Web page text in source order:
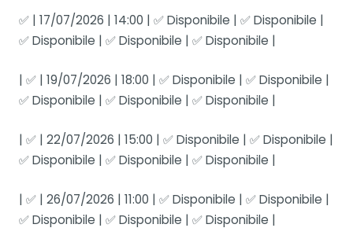
✅ | 17/07/2026 | 14:00 | ✅ Disponibile | ✅ Disponibile |
✅ Disponibile | ✅ Disponibile | ✅ Disponibile |
| ✅ | 19/07/2026 | 18:00 | ✅ Disponibile | ✅ Disponibile |
✅ Disponibile | ✅ Disponibile | ✅ Disponibile |
| ✅ | 22/07/2026 | 15:00 | ✅ Disponibile | ✅ Disponibile |
✅ Disponibile | ✅ Disponibile | ✅ Disponibile |
| ✅ | 26/07/2026 | 11:00 | ✅ Disponibile | ✅ Disponibile |
✅ Disponibile | ✅ Disponibile | ✅ Disponibile |